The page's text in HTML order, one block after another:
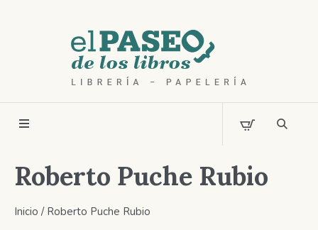
Roberto Puche Rubio
Inicio / Roberto Puche Rubio